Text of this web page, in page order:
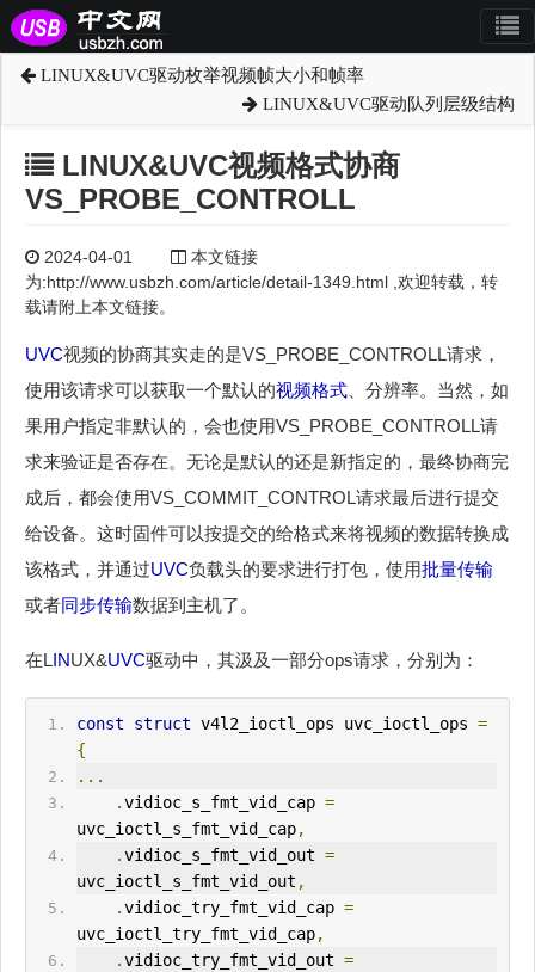
LINUX&UVC驱动枚举视频帧大小和帧率
LINUX&UVC驱动队列层级结构
LINUX&UVC视频格式协商
VS_PROBE_CONTROLL
2024-04-01
本文链接
为:http://www.usbzh.com/article/detail-1349.html ,欢迎转载，转
载请附上本文链接。
UVC视频的协商其实走的是VS_PROBE_CONTROLL请求，
使用该请求可以获取一个默认的视频格式 、分辨率。当然，如
果用户指定非默认的，会也使用VS_PROBE_CONTROLL请
求来验证是否存在。无论是默认的还是新指定的，最终协商完
成后，都会使用VS_COMMIT_CONTROL请求最后进行提交
给设备。这时固件可以按提交的给格式来将视频的数据转换成
该格式，并通过UVC负载头的要求进行打包，使用批量传输
或者同步传输数据到主机了。
在LINUX&UVC驱动中，其汲及一部分ops请求，分别为：
const struct v4l2_ioctl_ops uvc_ioctl_ops =
{
...
.vidioc_s_fmt_vid_cap =
uvc_ioctl_s_fmt_vid_cap,
.vidioc_s_fmt_vid_out =
uvc_ioctl_s_fmt_vid_out ,
.vidioc_try_fmt_vid_cap =
uvc_ioctl_try_fmt_vid_cap,
.vidioc_try_fmt_vid_out =